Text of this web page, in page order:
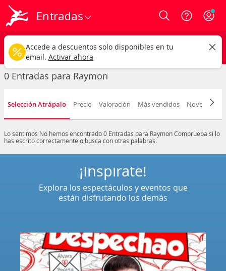
Entradas Login
Raymon
Cualquier tipo Cualquier fecha
CAMBIAR
0 Entradas para Raymon
Selección Atrápalo Precio Valoración Más vendidos Novedad
Lo sentimos No hemos encontrado 0 Entradas para RaymonComprueba si lo
has escrito correctamente o busca con otras palabras.
¡Inspírate!
Explora los espectáculos y eventos que
están disfrutando los demás
Accede a descuentos solo disponibles en tu
email. Activar ahora